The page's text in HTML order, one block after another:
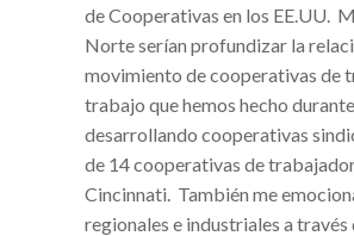
de Cooperativas en los EE.UU.
Norte serían profundizar la
movimiento de cooperativas de
trabajo que hemos hecho
desarrollando cooperativas
de 14 cooperativas de
Cincinnati. También me
regionales e industriales a